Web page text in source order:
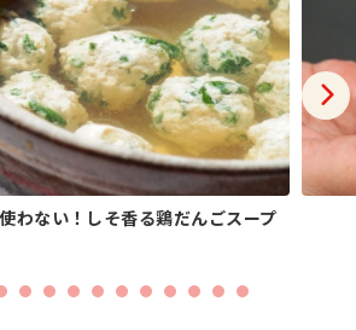
わない！しそ香る鶏だんごスープ